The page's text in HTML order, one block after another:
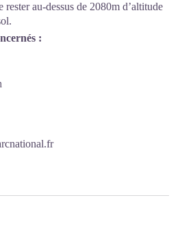
au-dessus de 2080m d’altitude
: